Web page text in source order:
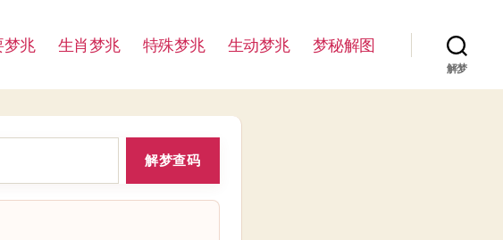
梦兆 生肖梦兆 特殊梦兆 生动梦兆 梦秘解图
解梦
解梦查码